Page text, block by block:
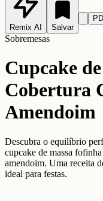
Remix AI Salvar
Sobremesas
Cupcake
Cobertura
Amendoim
Descubra o equilíbrio
cupcake de massa
amendoim. Uma receita
ideal para festas.